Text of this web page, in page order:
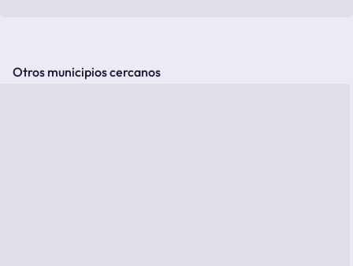
Otros municipios cercanos